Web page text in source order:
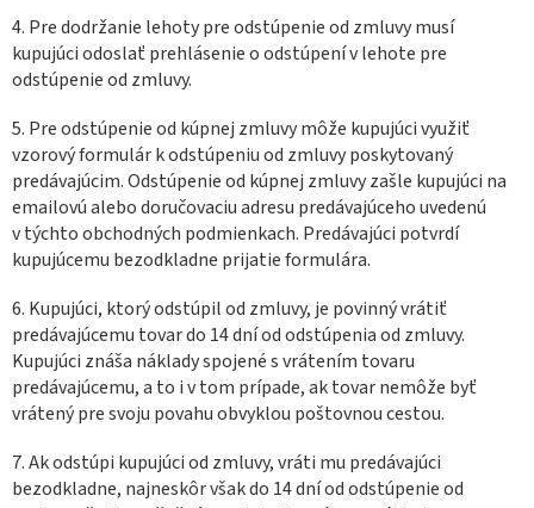
4. Pre dodržanie lehoty pre odstúpenie od zmluvy musí
kupujúci odoslať prehlásenie o odstúpení v lehote pre
odstúpenie od zmluvy.
5. Pre odstúpenie od kúpnej zmluvy môže kupujúci využiť
vzorový formulár k odstúpeniu od zmluvy poskytovaný
predávajúcim. Odstúpenie od kúpnej zmluvy zašle kupujúci na
emailovú alebo doručovaciu adresu predávajúceho uvedenú
v týchto obchodných podmienkach. Predávajúci potvrdí
kupujúcemu bezodkladne prijatie formulára.
6. Kupujúci, ktorý odstúpil od zmluvy, je povinný vrátiť
predávajúcemu tovar do 14 dní od odstúpenia od zmluvy.
Kupujúci znáša náklady spojené s vrátením tovaru
predávajúcemu, a to i v tom prípade, ak tovar nemôže byť
vrátený pre svoju povahu obvyklou poštovnou cestou.
7. Ak odstúpi kupujúci od zmluvy, vráti mu predávajúci
bezodkladne, najneskôr však do 14 dní od odstúpenie od